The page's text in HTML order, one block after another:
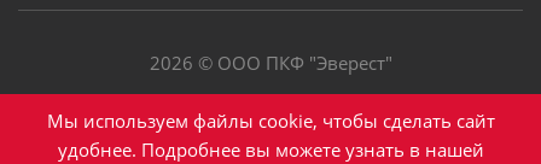
2026 © ООО ПКФ "Эверест"
Политика конфиденциальности
Мы используем файлы cookie, чтобы сделать сайт
удобнее. Подробнее вы можете узнать в нашей